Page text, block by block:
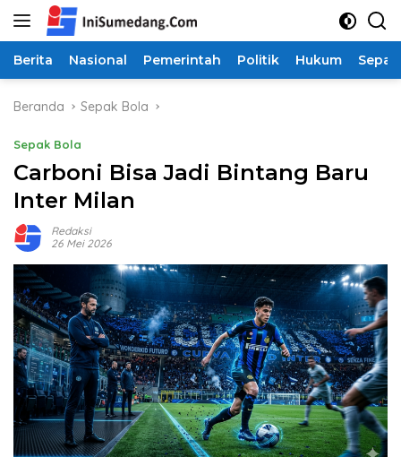
Langsung
Berita Nasional Pemerintah Politik Hukum
Beranda Sepak Bola
Sepak Bola
Carboni Bisa Jadi Bintang Baru
Inter Milan
Redaksi
26 Mei 2026